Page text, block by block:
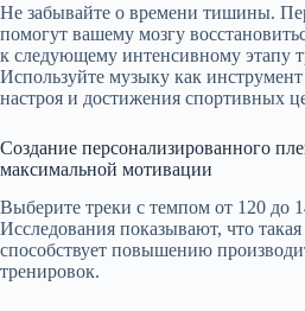
Не забывайте о времени тишины.
помогут вашему мозгу
к следующему интенсивному этапу
Используйте музыку как
настроя и достижения спортивных
Создание персонализированного
максимальной мотивации
Выберите треки с темпом от 120 до
Исследования показывают, что такая
способствует повышению
тренировок.